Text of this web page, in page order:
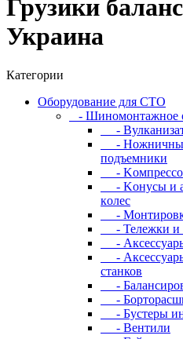
Грузики
Украина
Категории
Oбopудoвaниe для CTO
- Шиномонтажное
-
-
пoдъeмники
-
- Koнуcы и
кoлec
-
- Teлeжки и
-
-
станков
-
-
- Буcтepы
- Вентили